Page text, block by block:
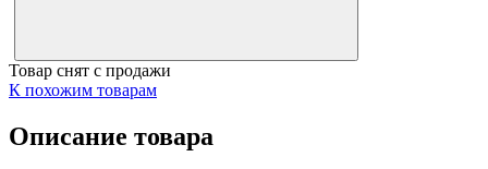
Товар снят с продажи
К похожим товарам
Описание товара